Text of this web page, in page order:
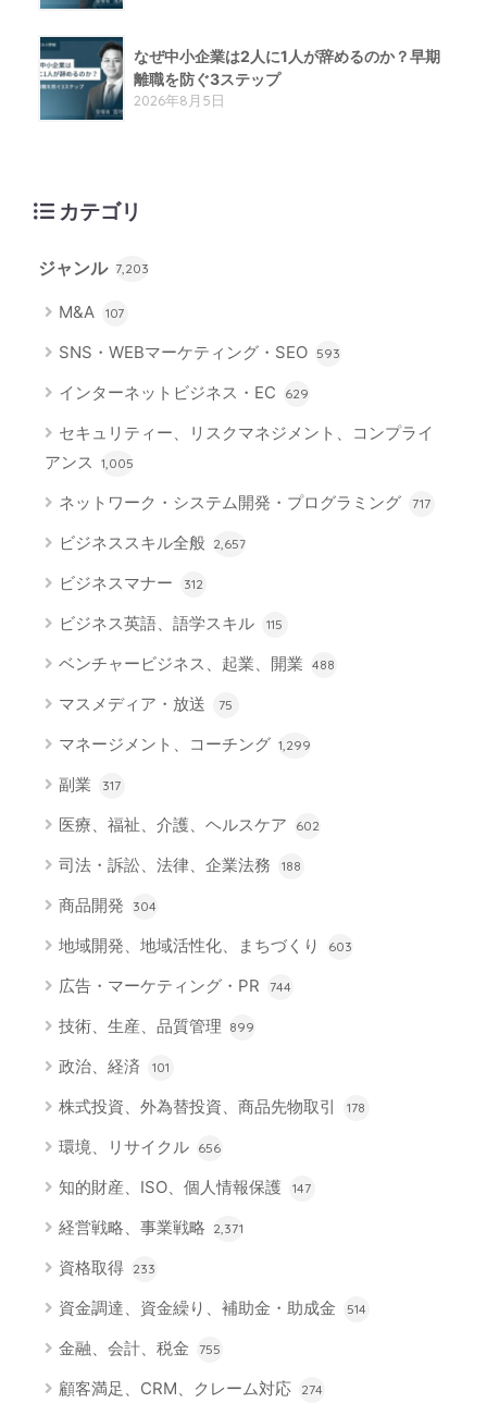
なぜ中小企業は2人に1人が辞めるのか？早期
離職を防ぐ3ステップ
2026年8月5日
カテゴリ
ジャンル 7,203
M&A 107
SNS・WEBマーケティング・SEO 593
インターネットビジネス・EC 629
セキュリティー、リスクマネジメント、コンプライ
アンス 1,005
ネットワーク・システム開発・プログラミング 717
ビジネススキル全般 2,657
ビジネスマナー 312
ビジネス英語、語学スキル 115
ベンチャービジネス、起業、開業 488
マスメディア・放送 75
マネージメント、コーチング 1,299
副業 317
医療、福祉、介護、ヘルスケア 602
司法・訴訟、法律、企業法務 188
商品開発 304
地域開発、地域活性化、まちづくり 603
広告・マーケティング・PR 744
技術、生産、品質管理 899
政治、経済 101
株式投資、外為替投資、商品先物取引 178
環境、リサイクル 656
知的財産、ISO、個人情報保護 147
経営戦略、事業戦略 2,371
資格取得 233
資金調達、資金繰り、補助金・助成金 514
金融、会計、税金 755
顧客満足、CRM、クレーム対応 274